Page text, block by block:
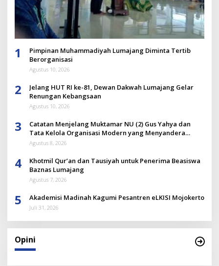
1
Pimpinan Muhammadiyah Lumajang Diminta Tertib
Berorganisasi
Agustus 10, 2026
2
Jelang HUT RI ke-81, Dewan Dakwah Lumajang Gelar
Renungan Kebangsaan
Agustus 10, 2026
3
Catatan Menjelang Muktamar NU (2) Gus Yahya dan
Tata Kelola Organisasi Modern yang Menyandera
Dirinya
Agustus 8, 2026
4
Khotmil Qur’an dan Tausiyah untuk Penerima Beasiswa
Baznas Lumajang
Agustus 7, 2026
5 Akademisi Madinah Kagumi Pesantren eLKISI Mojokerto
Juli 31, 2026
Opini